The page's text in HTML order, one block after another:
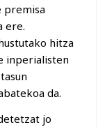
premisa
ere.
hitza
inperialisten
da.
jo